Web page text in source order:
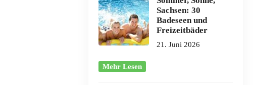
Sachsen: 30
Badeseen und
Freizeitbäder
21. Juni 2026
Mehr Lesen